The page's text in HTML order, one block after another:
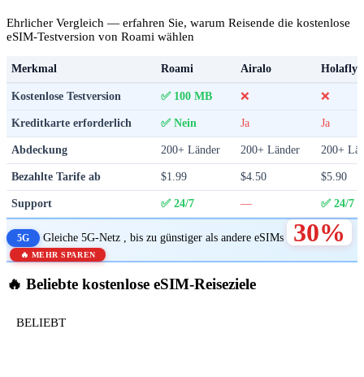
Ehrlicher Vergleich — erfahren Sie, warum Reisende die kostenlose
eSIM-Testversion von Roami wählen
Merkmal Roami Airalo Holafly
Kostenlose Testversion ✅ 100 MB ❌ ❌
Kreditkarte erforderlich ✅ Nein Ja Ja
Abdeckung 200+ Länder 200+ Länder 200+
Bezahlte Tarife ab $1.99 $4.50 $5.90
Support ✅ 24/7 — ✅ 24/7
5G Gleiche 5G-Netz , bis zu günstiger als andere eSIMs 30%
🔥 MEHR SPAREN
🔥 Beliebte kostenlose eSIM-Reiseziele
BELIEBT